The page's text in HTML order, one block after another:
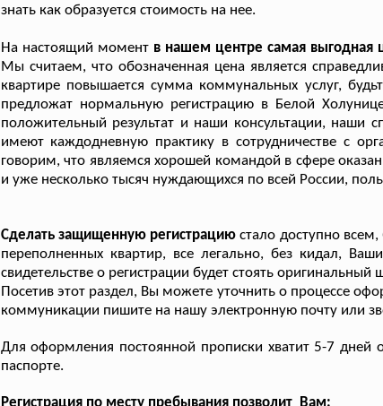
знать как образуется стоимость на нее.
На настоящий моментв нашем центре самая выгодная
Мы считаем, что обозначенная цена является
квартире повышается сумма коммунальных услуг,
предложат нормальную регистрацию в Белой
положительный результат и наши консультации, наши
имеют каждодневную практику в сотрудничестве с
говорим, что являемся хорошей командой в сфере
и уже несколько тысяч нуждающихся по всей России,
Сделать защищенную регистрацию стало доступно
переполненных квартир, все легально, без кидал,
свидетельстве о регистрации будет стоять оригинальный
Посетив этот раздел, Вы можете уточнить о процессе
коммуникации пишите на нашу электронную почту или
Для оформления постоянной прописки хватит 5-7
паспорте.
Регистрация по месту пребывания позволит Вам: